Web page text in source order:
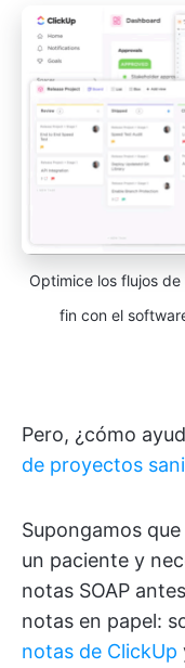
Optimice los flujos
fin con el
Pero, ¿cómo
de proyectos
Supongamos
un paciente y
notas SOAP
notas en papel:
notas de ClickUp